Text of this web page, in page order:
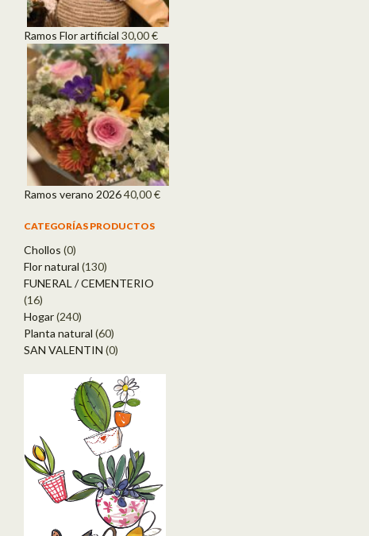
Ramos Flor artificial 30,00€
Ramos verano 202640,00€
CATEGORÍAS PRODUCTOS
Chollos (0)
Flor natural (130)
FUNERAL / CEMENTERIO
(16)
Hogar(240)
Planta natural (60)
SAN VALENTIN (0)